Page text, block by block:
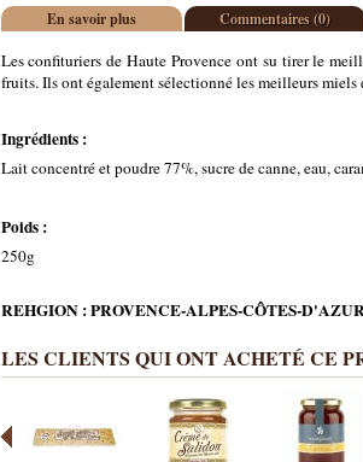
En savoir plus Commentaires (0)
Les confituriers de Haute Provence ont su tirer le
fruits. Ils ont également sélectionné les meilleurs
Ingrédients :
Lait concentré et poudre 77%, sucre de canne, eau,
Poids :
250g
REHGION : PROVENCE-ALPES-CÔTES-
LES CLIENTS QUI ONT ACHETÉ CE